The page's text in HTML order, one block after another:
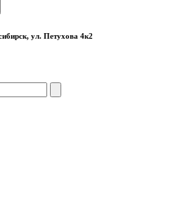
ул. Петухова 4к2